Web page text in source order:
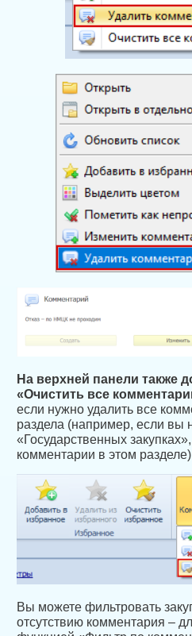
На верхней панели также
«Очистить все
если нужно удалить все
раздела (например, если вы
«Государственных
комментарии в этом
Вы можете фильтровать
отсутствию комментария –